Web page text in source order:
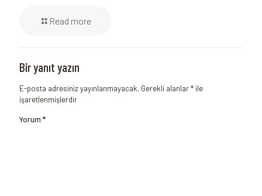
Read more
Bir yanıt yazın
E-posta adresiniz yayınlanmayacak. Gerekli alanlar* ile
işaretlenmişlerdir
Yorum *